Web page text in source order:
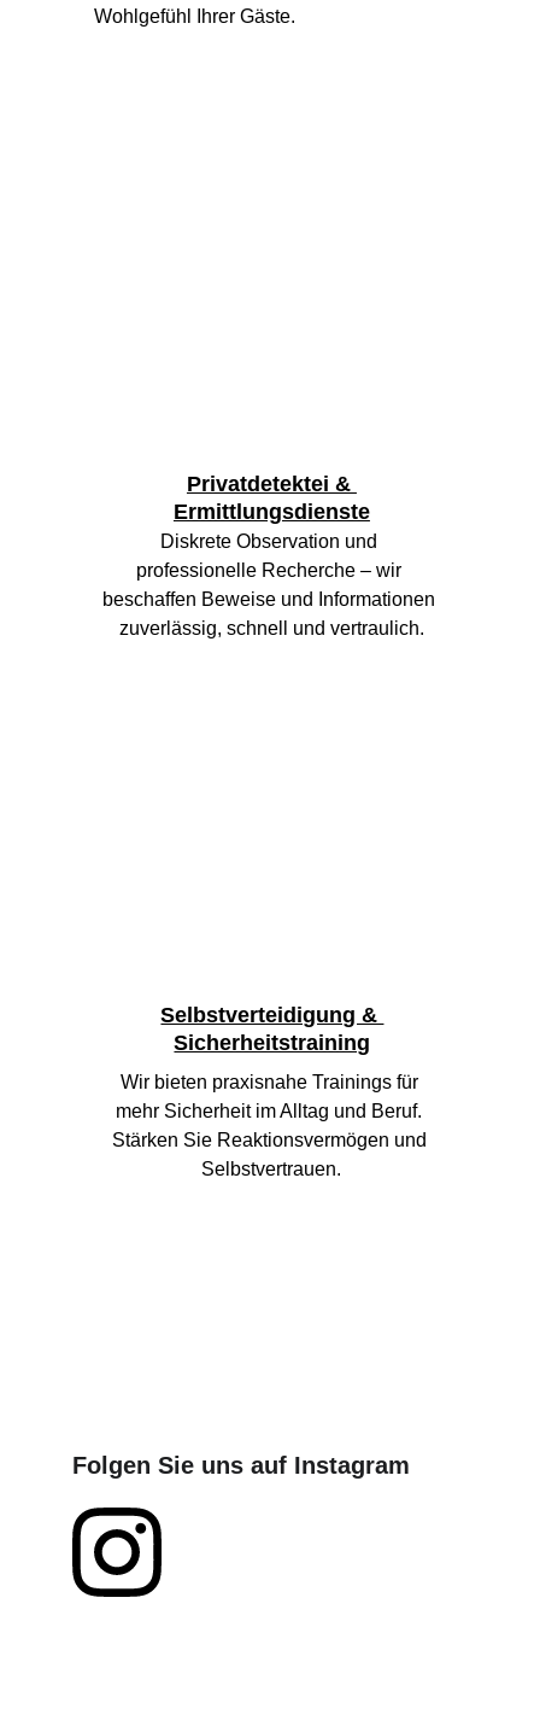
Wohlgefühl Ihrer Gäste.
Privatdetektei &
Ermittlungsdienste
Diskrete Observation und
professionelle Recherche – wir
beschaffen Beweise und Informationen
zuverlässig, schnell und vertraulich.
Selbstverteidigung &
Sicherheitstraining
Wir bieten praxisnahe Trainings für
mehr Sicherheit im Alltag und Beruf.
Stärken Sie Reaktionsvermögen und
Selbstvertrauen.
Folgen Sie uns auf Instagram